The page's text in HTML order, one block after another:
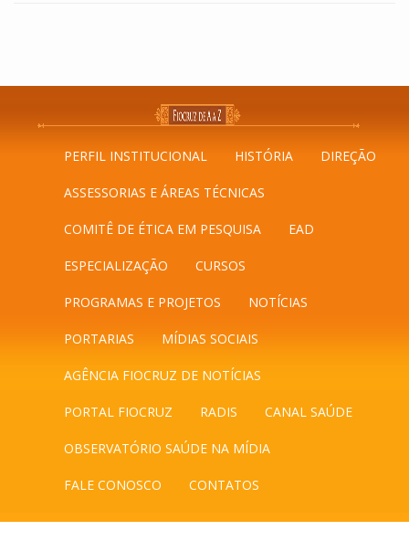
PERFIL INSTITUCIONAL HISTÓRIA DIREÇÃO
ASSESSORIAS E ÁREAS TÉCNICAS
COMITÊ DE ÉTICA EM PESQUISA EAD
ESPECIALIZAÇÃO CURSOS
PROGRAMAS E PROJETOS NOTÍCIAS
PORTARIAS MÍDIAS SOCIAIS
AGÊNCIA FIOCRUZ DE NOTÍCIAS
PORTAL FIOCRUZ RADIS CANAL SAÚDE
OBSERVATÓRIO SAÚDE NA MÍDIA
FALE CONOSCO CONTATOS